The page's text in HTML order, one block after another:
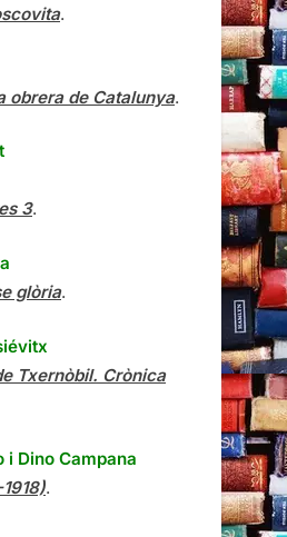
.
obrera de Catalunya.
3.
glòria.
Txernòbil. Crònica
i Dino Campana
.